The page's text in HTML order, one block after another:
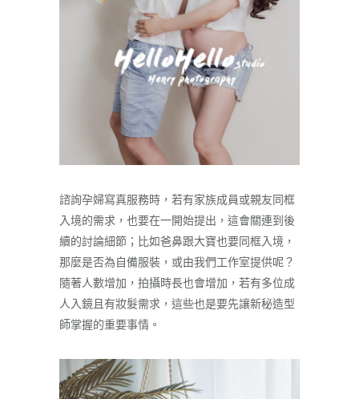
諮詢孕婦寫真服務時，若有家族成員或親友同框
入境的需求，也要在一開始提出，這會關連到後
續的討論細節；比如爸鼻跟大寶也要同框入境，
那麼是否為自備服裝，或由我們工作室提供呢？
隨著人數增加，拍攝時長也會增加，若有多位成
人入鏡且有妝髮需求，這些也是要先讓新秘造型
師掌握的重要事情。